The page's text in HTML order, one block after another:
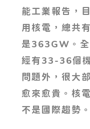
能工業報告，
用核電，總共
是363GW。
經有33-36個
問題外，很大
愈來愈貴。核
不是國際趨勢。